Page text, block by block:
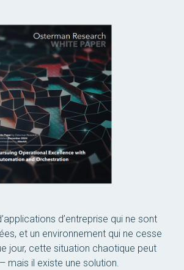
d’entreprise qui ne sont
et un environnement qui ne cesse
jour, cette situation chaotique peut
mais il existe une solution.